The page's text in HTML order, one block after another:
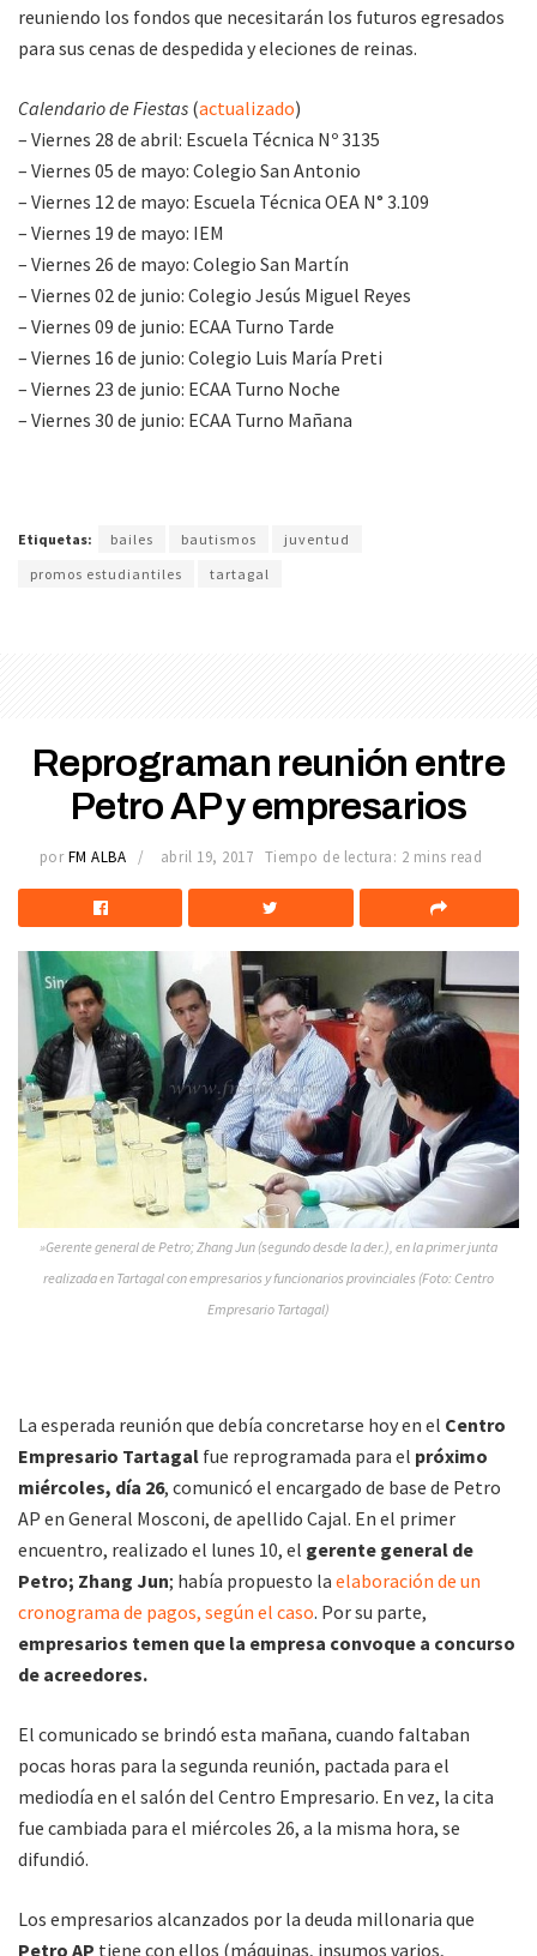
reuniendo los fondos que necesitarán los futuros egresados
para sus cenas de despedida y eleciones de reinas.
Calendario de Fiestas (actualizado)
– Viernes 28 de abril: Escuela Técnica Nº 3135
– Viernes 05 de mayo: Colegio San Antonio
– Viernes 12 de mayo: Escuela Técnica OEA N° 3.109
– Viernes 19 de mayo: IEM
– Viernes 26 de mayo: Colegio San Martín
– Viernes 02 de junio: Colegio Jesús Miguel Reyes
– Viernes 09 de junio: ECAA Turno Tarde
– Viernes 16 de junio: Colegio Luis María Preti
– Viernes 23 de junio: ECAA Turno Noche
– Viernes 30 de junio: ECAA Turno Mañana
Etiquetas: bailes bautismos
juventud
promos estudiantiles
tartagal
Reprograman reunión entre
Petro AP y empresarios
por FM ALBA abril 19, 2017 Tiempo de lectura: 2 mins read
»Gerente general de Petro; Zhang Jun (segundo desde la der.), en la primer junta
realizada en Tartagal con empresarios y funcionarios provinciales (Foto: Centro
Empresario Tartagal)
La esperada reunión que debía concretarse hoy en el Centro
Empresario Tartagal fue reprogramada para el próximo
miércoles, día 26, comunicó el encargado de base de Petro
AP en General Mosconi, de apellido Cajal. En el primer
encuentro, realizado el lunes 10, el gerente general de
Petro; Zhang Jun; había propuesto la elaboración de un
cronograma de pagos, según el caso. Por su parte,
empresarios temen que la empresa convoque a concurso
de acreedores.
El comunicado se brindó esta mañana, cuando faltaban
pocas horas para la segunda reunión, pactada para el
mediodía en el salón del Centro Empresario. En vez, la cita
fue cambiada para el miércoles 26, a la misma hora, se
difundió.
Los empresarios alcanzados por la deuda millonaria que
Petro AP tiene con ellos (máquinas, insumos varios,